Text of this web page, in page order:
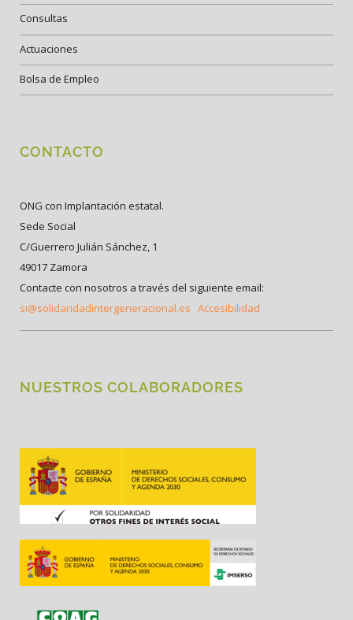
Consultas
Actuaciones
Bolsa de Empleo
CONTACTO
ONG con Implantación estatal.
Sede Social
C/Guerrero Julián Sánchez, 1
49017 Zamora
Contacte con nosotros a través del siguiente email:
si@solidaridadintergeneracional.es Accesibilidad
NUESTROS COLABORADORES